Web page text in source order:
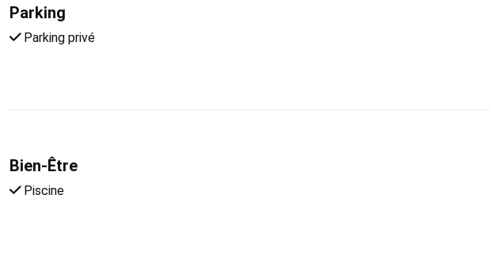
Parking
Parking privé
Bien-Être
Piscine